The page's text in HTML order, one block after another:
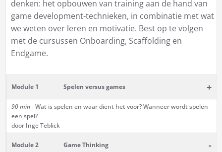
denken: het opbouwen van training aan de hand van
game development-technieken, in combinatie met wat
we weten over leren en motivatie. Best op te volgen
met de cursussen Onboarding, Scaffolding en
Endgame.
Module 1 Spelen versus games +
90 min- Wat is spelen en waar dient het voor? Wanneer wordt spelen
een spel?
door Inge Teblick
Module 2 Game Thinking -